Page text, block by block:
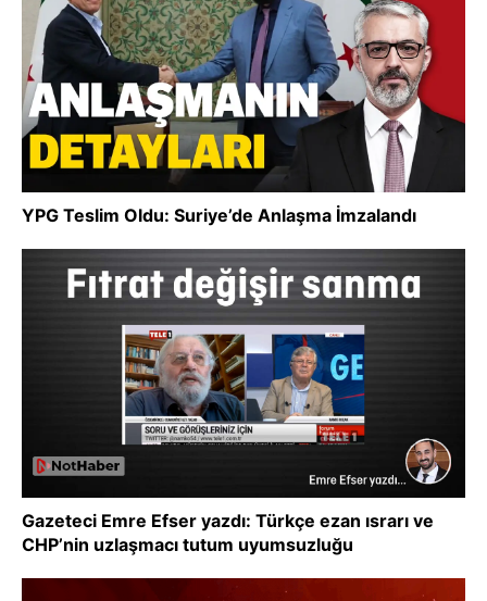
YPG Teslim Oldu: Suriye’de Anlaşma İmzalandı
Gazeteci Emre Efser yazdı: Türkçe ezan ısrarı ve
CHP’nin uzlaşmacı tutum uyumsuzluğu